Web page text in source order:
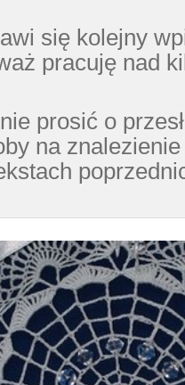
się kolejny
pracuję nad
prosić o
na